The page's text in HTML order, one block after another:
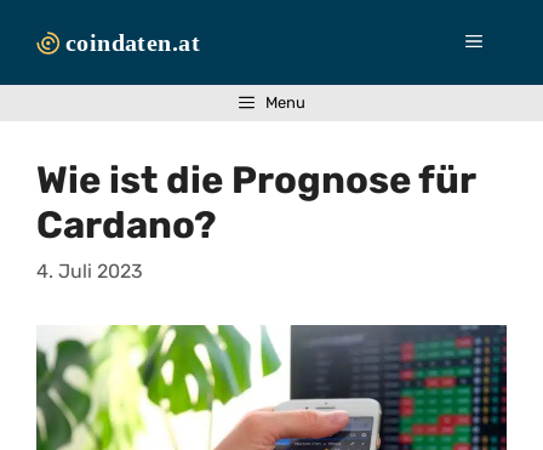
Inhalt
Menü
Menu
Wie ist die Prognose für
Cardano?
4. Juli 2023